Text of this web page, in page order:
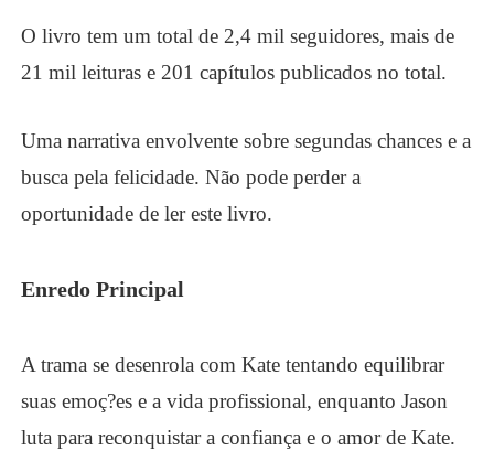
O livro tem um total de 2,4 mil seguidores, mais de
21 mil leituras e 201 capítulos publicados no total.
Uma narrativa envolvente sobre segundas chances e a
busca pela felicidade. Não pode perder a
oportunidade de ler este livro.
Enredo Principal
A trama se desenrola com Kate tentando equilibrar
suas emoç?es e a vida profissional, enquanto Jason
luta para reconquistar a confiança e o amor de Kate.